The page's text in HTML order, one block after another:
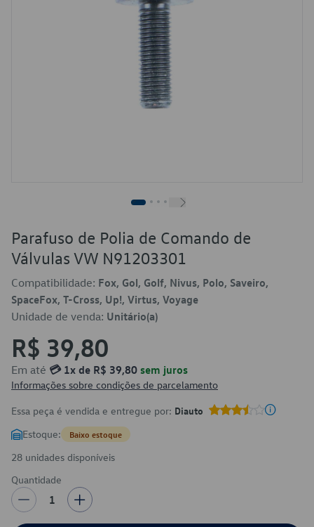
Parafuso de Polia de Comando de
Válvulas VW N91203301
Compatibilidade: Fox, Gol, Golf, Nivus, Polo, Saveiro,
SpaceFox, T-Cross, Up!, Virtus, Voyage
Unidade de venda: Unitário(a)
R$ 39,80
Em até 💳 1x de R$ 39,80 sem juros
Informações sobre condições de parcelamento
Essa peça é vendida e entregue por: Diauto
Estoque: Baixo estoque
28 unidades disponíveis
Quantidade
1